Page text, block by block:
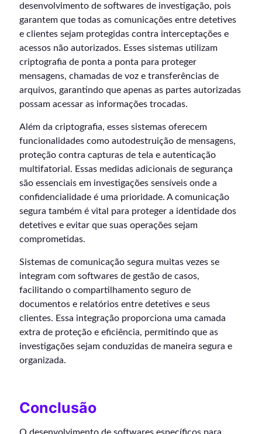
desenvolvimento de softwares de investigação, pois
garantem que todas as comunicações entre detetives
e clientes sejam protegidas contra interceptações e
acessos não autorizados. Esses sistemas utilizam
criptografia de ponta a ponta para proteger
mensagens, chamadas de voz e transferências de
arquivos, garantindo que apenas as partes autorizadas
possam acessar as informações trocadas.
Além da criptografia, esses sistemas oferecem
funcionalidades como autodestruição de mensagens,
proteção contra capturas de tela e autenticação
multifatorial. Essas medidas adicionais de segurança
são essenciais em investigações sensíveis onde a
confidencialidade é uma prioridade. A comunicação
segura também é vital para proteger a identidade dos
detetives e evitar que suas operações sejam
comprometidas.
Sistemas de comunicação segura muitas vezes se
integram com softwares de gestão de casos,
facilitando o compartilhamento seguro de
documentos e relatórios entre detetives e seus
clientes. Essa integração proporciona uma camada
extra de proteção e eficiência, permitindo que as
investigações sejam conduzidas de maneira segura e
organizada.
Conclusão
O desenvolvimento de softwares específicos para